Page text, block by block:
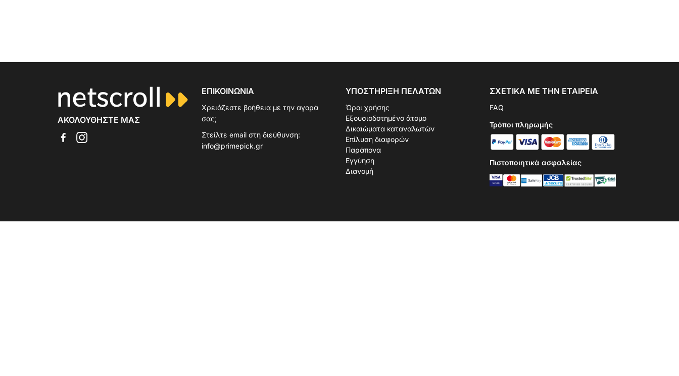
ΑΚΟΛΟΥΘΉΣΤΕ ΜΑΣ
ΕΠΙΚΟΙΝΩΝΊΑ
Χρειάζεστε βοήθεια με την αγορά
σας;
Στείλτε email στη διεύθυνση:
info@primepick.gr
ΥΠΟΣΤΉΡΙΞΗ ΠΕΛΑΤΏΝ
Όροι χρήσης
Εξουσιοδοτημένο άτομο
Δικαιώματα καταναλωτών
Επίλυση διαφορών
Παράπονα
Εγγύηση
Διανομή
ΣΧΕΤΙΚΆ ΜΕ ΤΗΝ ΕΤΑΙΡΕΊΑ
FAQ
Τρόποι πληρωμής
Πιστοποιητικά ασφαλείας